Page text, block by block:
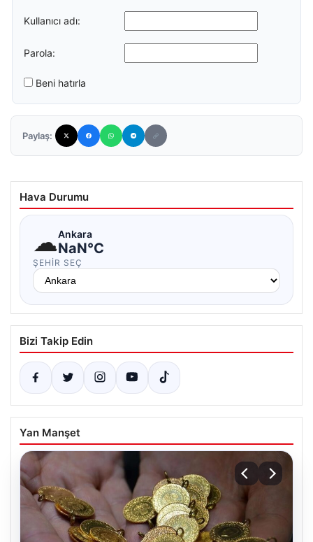
Kullanıcı adı:
Parola:
Beni hatırla
Paylaş:
Hava Durumu
☁Ankara
NaN°C
ŞEHIR SEÇ
Bizi Takip Edin
Yan Manşet